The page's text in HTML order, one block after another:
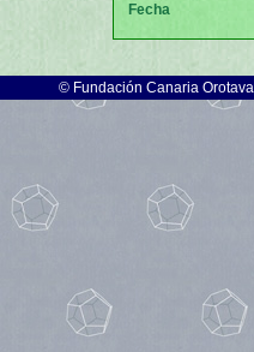
Fecha
© Fundación Canaria